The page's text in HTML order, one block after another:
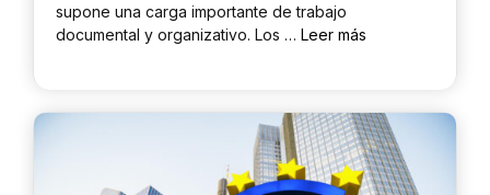
supone una carga importante de trabajo
documental y organizativo. Los … Leer más